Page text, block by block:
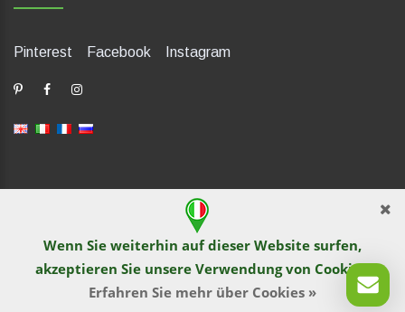
Wenn Sie weiterhin auf dieser Website surfen,
akzeptieren Sie unsere Verwendung von Cookies.
Erfahren Sie mehr über Cookies »
Pinterest Facebook Instagram
dP Motion Media. Via La Piana 430, 47835 Saludecio (RN), Italia.
Numero REA: RN410802. P.IVA: 04421580400. Tel +39 0541
1480041
© TutITALIA 2013-2026. Drucken und Kopieren von Text und
Bildmaterial wird von Website-Betreiber nicht gestattet. Verstoß
wird nach dem Recht verfolgt.